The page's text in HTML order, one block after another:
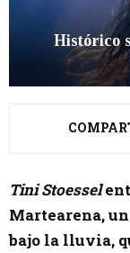
Histórico
Tini Stoessel
Martearena,
bajo la lluvia,